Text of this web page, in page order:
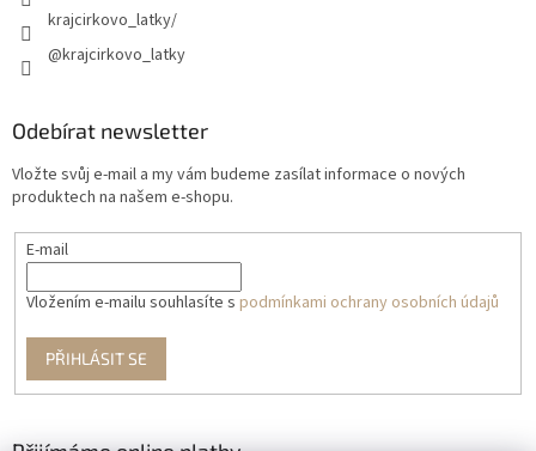
krajcirkovo_latky/
@krajcirkovo_latky
Odebírat newsletter
Vložte svůj e-mail a my vám budeme zasílat informace o nových
produktech na našem e-shopu.
E-mail
Vložením e-mailu souhlasíte s podmínkami ochrany osobních údajů
PŘIHLÁSIT SE